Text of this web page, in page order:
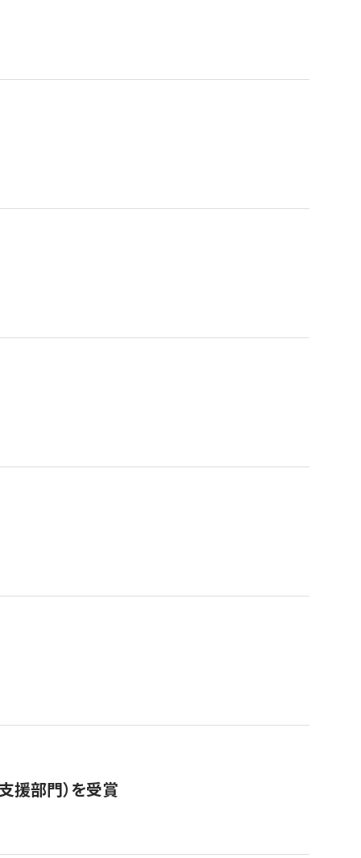
援部門）を受賞